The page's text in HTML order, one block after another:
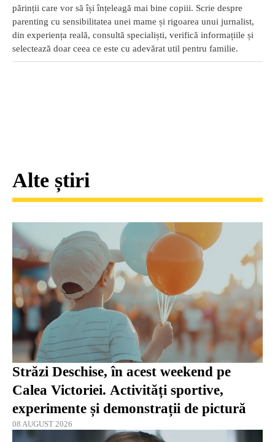
părinții care vor să își înțeleagă mai bine copiii. Scrie despre
parenting cu sensibilitatea unei mame și rigoarea unui jurnalist,
din experiența reală, consultă specialiști, verifică informațiile și
selectează doar ceea ce este cu adevărat util pentru familie.
Alte știri
Străzi Deschise, în acest weekend pe
Calea Victoriei. Activități sportive,
experimente și demonstrații de pictură
08 AUGUST 2026